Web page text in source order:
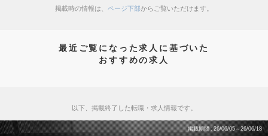
掲載時の情報は、 ページ下部からご覧いただけます。
最近ご覧になった求人に基づいた
おすすめの求人
以下、掲載終了した転職・求人情報です。
掲載期間 26/06/05～26/06/18